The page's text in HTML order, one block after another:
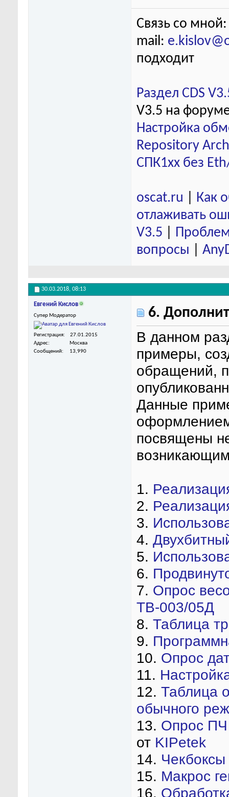
Связь со
mail:
подходит
Раздел CDS
V3.5 на
Настройка
Repository
СПК1хх без
oscat.ru
Как
отлаживать
V3.5
вопросы
30.03.2018, 08:13
Евгений Кислов
Супер Модератор
Регистрация
27.01.2015
Адрес
Москва
Сообщений
13,990
6.
В данном
примеры,
обращений,
Данные
посвящены
1.
2.
3.
4.
5.
6.
7. Опрос
ТВ-003/05Д
8. Таблица
9.
10. Опрос
11.
12. Таблица
обычного
13. Опрос ПЧ
от KIPetek
14.
15. Макрос
16.